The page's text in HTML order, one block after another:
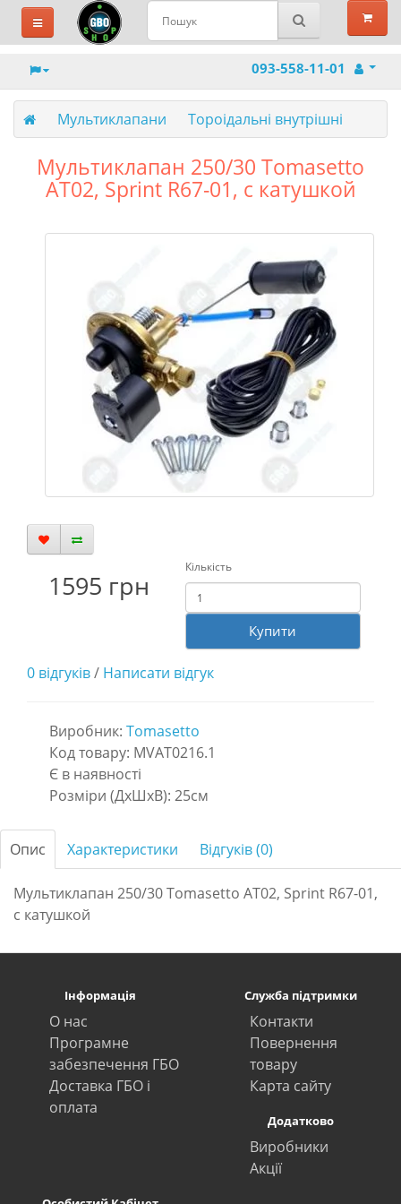
093-558-11-01
Мультиклапани Тороідальні внутрішні
Мультиклапан 250/30 Tomasetto
AT02, Sprint R67-01, с катушкой
1595 грн
Кількість
Купити
0 відгуків/ Написати відгук
Виробник: Tomasetto
Код товару: MVAT0216.1
Є в наявності
Розміри (ДxШxВ): 25см
Опис Характеристики Відгуків (0)
Мультиклапан 250/30 Tomasetto AT02, Sprint R67-01,
с катушкой
Інформація
О нас
Програмне
забезпечення ГБО
Доставка ГБО і
оплата
Служба підтримки
Контакти
Повернення
товару
Карта сайту
Додатково
Виробники
Акції